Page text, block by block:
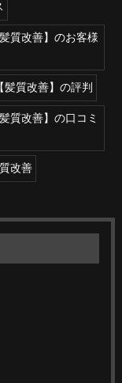
質改善】のお客様
髪質改善】の評判
質改善】の口コミ
改善